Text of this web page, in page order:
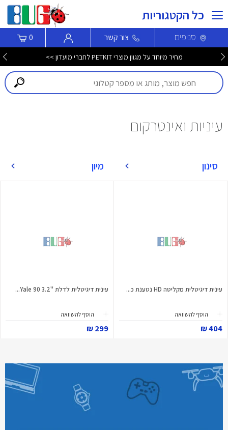
כל הקטגוריות
סניפים צור קשר 0
מחיר מיוחד על מגוון מוצרי PETKIT לחברי מועדון >>
עיניות ואינטרקום
סינון מיון
עינית דיגיטלית מקליטה HD נטענת כ...
הוסף להשוואה
404 ₪
עינית דיגיטלית לדלת "3.2 Yale 90...
הוסף להשוואה
299 ₪